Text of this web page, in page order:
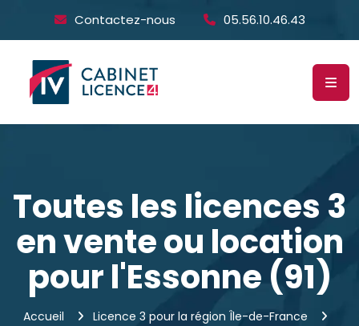
Contactez-nous 05.56.10.46.43
Toutes les licences 3
en vente ou location
pour l'Essonne (91)
Accueil
Licence 3 pour la région Île-de-France